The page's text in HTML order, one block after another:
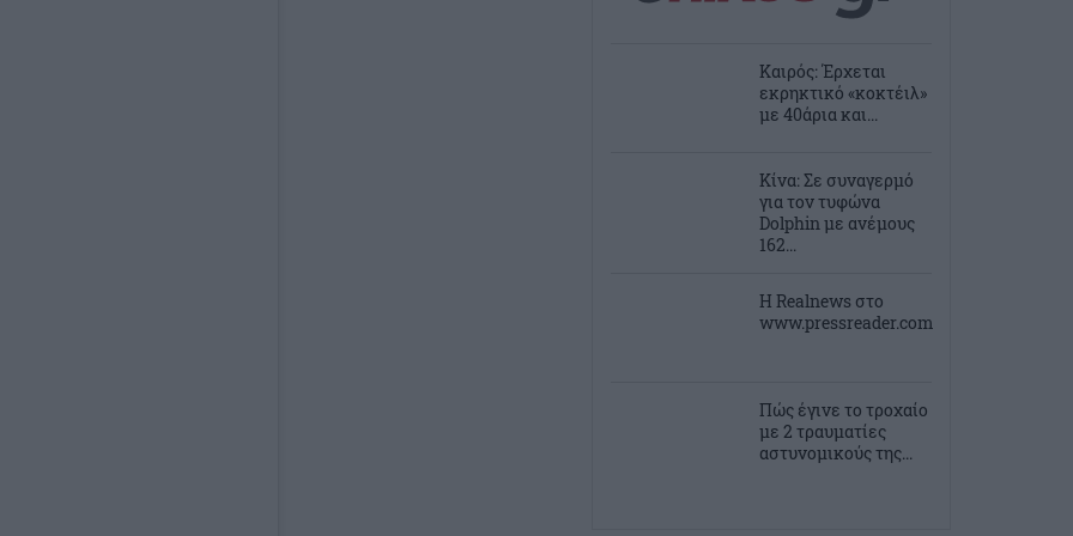
Καιρός: Έρχεται
εκρηκτικό «κοκτέιλ»
με 40άρια και...
Κίνα: Σε συναγερμό
για τον τυφώνα
Dolphin με ανέμους
162...
Η Realnews στο
www.pressreader.com
Πώς έγινε το τροχαίο
με 2 τραυματίες
αστυνομικούς της...